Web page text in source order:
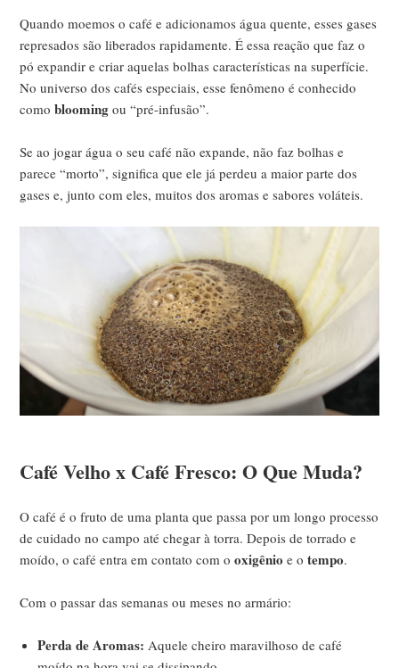
Quando moemos o café e adicionamos água quente, esses gases
represados são liberados rapidamente. É essa reação que faz o
pó expandir e criar aquelas bolhas características na superfície.
No universo dos cafés especiais, esse fenômeno é conhecido
comoblooming ou “pré-infusão”.
Se ao jogar água o seu café não expande, não faz bolhas e
parece “morto”, significa que ele já perdeu a maior parte dos
gases e, junto com eles, muitos dos aromas e sabores voláteis.
Café Velho x Café Fresco: O Que Muda?
O café é o fruto de uma planta que passa por um longo processo
de cuidado no campo até chegar à torra. Depois de torrado e
moído, o café entra em contato com ooxigênio e otempo.
Com o passar das semanas ou meses no armário:
Perda de Aromas: Aquele cheiro maravilhoso de café